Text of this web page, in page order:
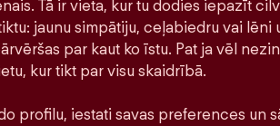
Tā ir vieta, kur tu dodies iepazīt
jaunu simpātiju, ceļabiedru vai
par kaut ko īstu. Pat ja vēl
kur tikt par visu skaidrībā.
profilu, iestati savas preferences un